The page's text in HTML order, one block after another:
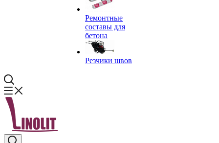
Ремонтные
составы для
бетона
Резчики швов